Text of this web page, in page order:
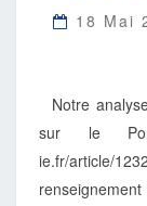
18 Mai
Notre
sur le
ie.fr/article/
renseignement